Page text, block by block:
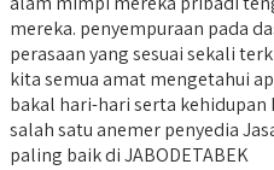
mereka. penyempuraan pada
perasaan yang sesuai sekali
kita semua amat mengetahui
bakal hari-hari serta kehidupan
salah satu anemer penyedia
paling baik di JABODETABEK